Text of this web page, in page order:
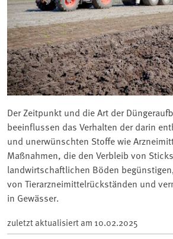
Der Zeitpunkt und die Art der
beeinflussen das Verhalten der darin
und unerwünschten Stoffe wie
Maßnahmen, die den Verbleib von
landwirtschaftlichen Böden
von Tierarzneimittelrückständen und
in Gewässer.
zuletzt aktualisiert am 10.02.2025